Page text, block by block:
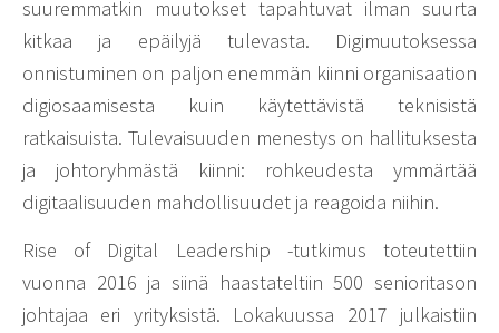
suuremmatkin muutokset tapahtuvat ilman suurta
kitkaa ja epäilyjä tulevasta. Digimuutoksessa
onnistuminen on paljon enemmän kiinni organisaation
digiosaamisesta kuin käytettävistä teknisistä
ratkaisuista. Tulevaisuuden menestys on hallituksesta
ja johtoryhmästä kiinni: rohkeudesta ymmärtää
digitaalisuuden mahdollisuudet ja reagoida niihin.
Rise of Digital Leadership -tutkimus toteutettiin
vuonna 2016 ja siinä haastateltiin 500 senioritason
johtajaa eri yrityksistä. Lokakuussa 2017 julkaistiin